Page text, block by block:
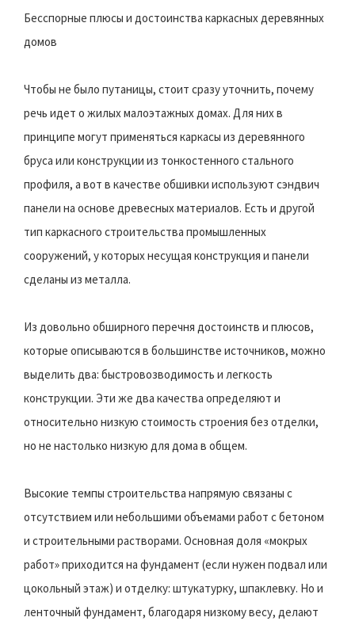
Бесспорные плюсы и достоинства каркасных деревянных
домов
Чтобы не было путаницы, стоит сразу уточнить, почему
речь идет о жилых малоэтажных домах. Для них в
принципе могут применяться каркасы из деревянного
бруса или конструкции из тонкостенного стального
профиля, а вот в качестве обшивки используют сэндвич
панели на основе древесных материалов. Есть и другой
тип каркасного строительства промышленных
сооружений, у которых несущая конструкция и панели
сделаны из металла.
Из довольно обширного перечня достоинств и плюсов,
которые описываются в большинстве источников, можно
выделить два: быстровозводимость и легкость
конструкции. Эти же два качества определяют и
относительно низкую стоимость строения без отделки,
но не настолько низкую для дома в общем.
Высокие темпы строительства напрямую связаны с
отсутствием или небольшими объемами работ с бетоном
и строительными растворами. Основная доля «мокрых
работ» приходится на фундамент (если нужен подвал или
цокольный этаж) и отделку: штукатурку, шпаклевку. Но и
ленточный фундамент, благодаря низкому весу, делают